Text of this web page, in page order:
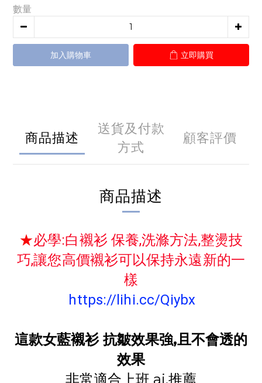
數量
加入購物車 立即購買
商品描述
送貨及付款
方式
顧客評價
商品描述
★必學:白襯衫 保養,洗滌方法,整燙技
巧,讓您高價襯衫可以保持永遠新的一
樣
https://lihi.cc/Qiybx
這款女藍襯衫 抗皺效果強,且不會透的
效果
非常適合上班 ai,推薦